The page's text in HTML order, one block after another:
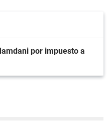
por impuesto a